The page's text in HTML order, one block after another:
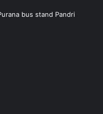
bus stand Pandri